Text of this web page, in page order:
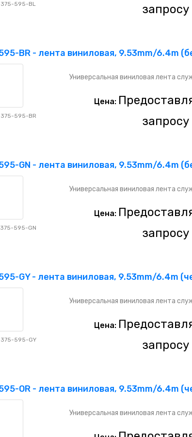
375-595-BL
запросу
BR - лента виниловая, 9.53mm/6.4m
375-595-BR
Универсальная виниловая лента
Цена:
запросу
GN - лента виниловая, 9.53mm/6.4m
375-595-GN
Универсальная виниловая лента
Цена:
запросу
GY - лента виниловая, 9.53mm/6.4m
375-595-GY
Универсальная виниловая лента
Цена:
запросу
OR - лента виниловая, 9.53mm/6.4m
Универсальная виниловая лента